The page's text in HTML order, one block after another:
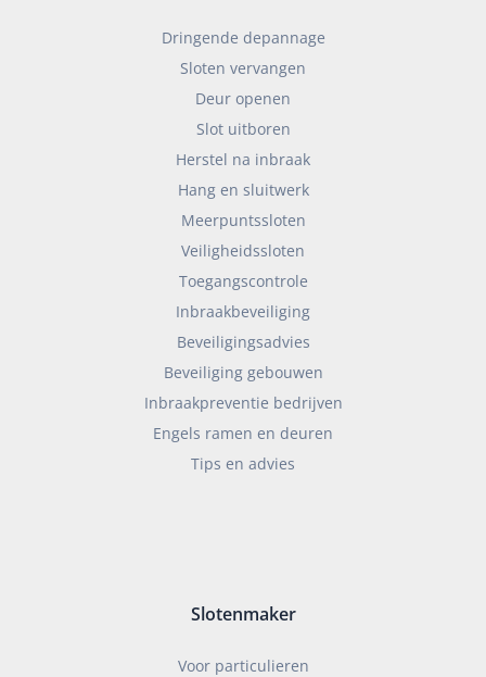
Dringende depannage
Sloten vervangen
Deur openen
Slot uitboren
Herstel na inbraak
Hang en sluitwerk
Meerpuntssloten
Veiligheidssloten
Toegangscontrole
Inbraakbeveiliging
Beveiligingsadvies
Beveiliging gebouwen
Inbraakpreventie bedrijven
Engels ramen en deuren
Tips en advies
Slotenmaker
Voor particulieren